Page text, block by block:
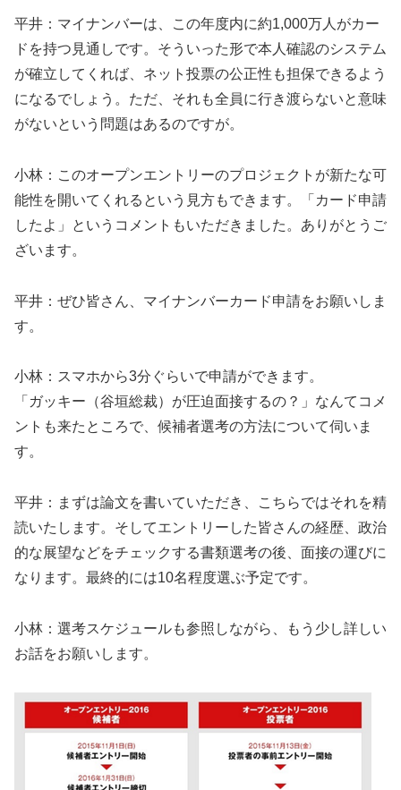
平井：マイナンバーは、この年度内に約1,000万人がカー
ドを持つ見通しです。そういった形で本人確認のシステム
が確立してくれば、ネット投票の公正性も担保できるよう
になるでしょう。ただ、それも全員に行き渡らないと意味
がないという問題はあるのですが。
小林：このオープンエントリーのプロジェクトが新たな可
能性を開いてくれるという見方もできます。「カード申請
したよ」というコメントもいただきました。ありがとうご
ざいます。
平井：ぜひ皆さん、マイナンバーカード申請をお願いしま
す。
小林：スマホから3分ぐらいで申請ができます。
「ガッキー（谷垣総裁）が圧迫面接するの？」なんてコメ
ントも来たところで、候補者選考の方法について伺いま
す。
平井：まずは論文を書いていただき、こちらではそれを精
読いたします。そしてエントリーした皆さんの経歴、政治
的な展望などをチェックする書類選考の後、面接の運びに
なります。最終的には10名程度選ぶ予定です。
小林：選考スケジュールも参照しながら、もう少し詳しい
お話をお願いします。